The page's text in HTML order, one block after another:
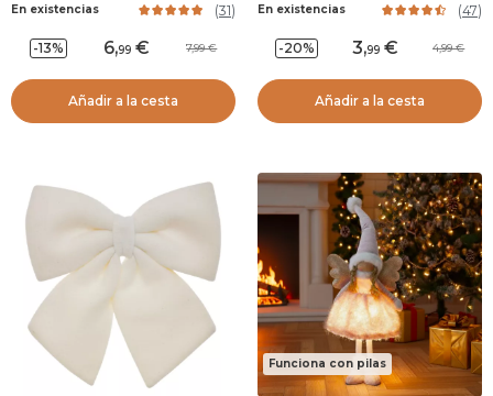
En existencias (31)
-13% 6,99 7,99
Añadir a la cesta
En existencias (47)
-20% 3,99 4,99
Añadir a la cesta
Funciona con pilas